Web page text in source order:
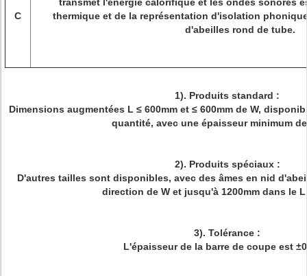
C
thermique et de la représentation d'isolation
d'abeilles rond de tube.
1). Produits standard :
Dimensions augmentées L ≤ 600mm et ≤ 600mm de W,
quantité, avec une épaisseur minimum
2). Produits spéciaux :
D'autres tailles sont disponibles, avec des âmes en nid
direction de W et jusqu'à 1200mm dans le
3). Tolérance :
L'épaisseur de la barre de coupe est